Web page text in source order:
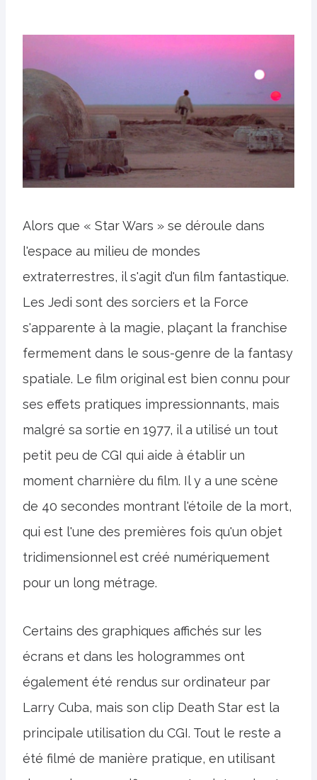
Alors que « Star Wars » se déroule dans
l'espace au milieu de mondes
extraterrestres, il s'agit d'un film fantastique.
Les Jedi sont des sorciers et la Force
s'apparente à la magie, plaçant la franchise
fermement dans le sous-genre de la fantasy
spatiale. Le film original est bien connu pour
ses effets pratiques impressionnants, mais
malgré sa sortie en 1977, il a utilisé un tout
petit peu de CGI qui aide à établir un
moment charnière du film. Il y a une scène
de 40 secondes montrant l'étoile de la mort,
qui est l'une des premières fois qu'un objet
tridimensionnel est créé numériquement
pour un long métrage.
Certains des graphiques affichés sur les
écrans et dans les hologrammes ont
également été rendus sur ordinateur par
Larry Cuba, mais son clip Death Star est la
principale utilisation du CGI. Tout le reste a
été filmé de manière pratique, en utilisant